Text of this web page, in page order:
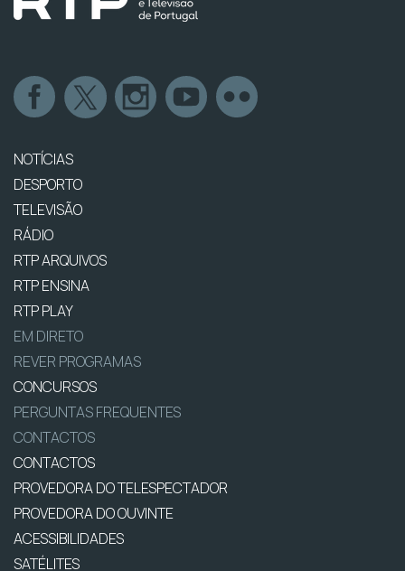
NOTÍCIAS
DESPORTO
TELEVISÃO
RÁDIO
RTP ARQUIVOS
RTP ENSINA
RTP PLAY
EM DIRETO
REVER PROGRAMAS
CONCURSOS
PERGUNTAS FREQUENTES
CONTACTOS
CONTACTOS
PROVEDORA DO TELESPECTADOR
PROVEDORA DO OUVINTE
ACESSIBILIDADES
SATÉLITES